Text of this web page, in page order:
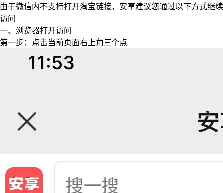
由于微信内不支持打开淘宝链接，安享建议您通过以下方式继续
访问
一、浏览器打开访问
第一步：点击当前页面右上角三个点